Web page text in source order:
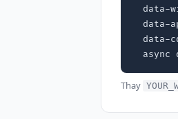
Thay